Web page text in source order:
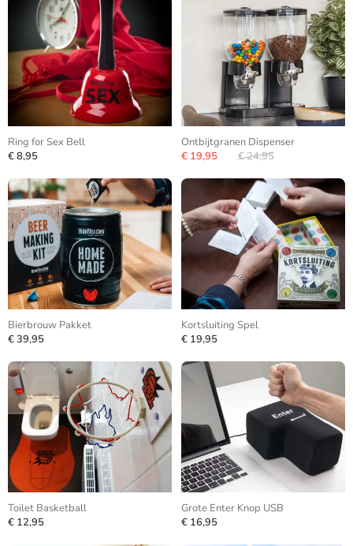
Ring for Sex Bell
€ 8,95
Ontbijtgranen Dispenser
€ 19,95
€ 24,95
Bierbrouw Pakket
€ 39,95
Kortsluiting Spel
€ 19,95
Toilet Basketball
€ 12,95
Grote Enter Knop USB
€ 16,95